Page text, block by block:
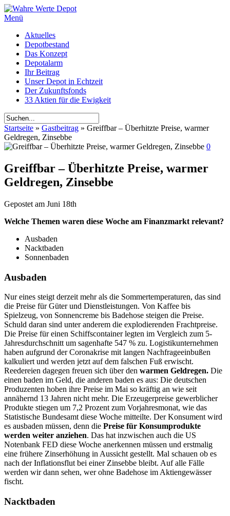
Menü
Aktuelles
Depotbestand
Das Konzept
Depotalarm
Ihr Beitrag
Unser Depot in Echtzeit
Der Zukunftsfonds
33 Aktien für die Ewigkeit
Startseite » Gastbeitrag » Greiffbar – Überhitzte Preise, warmer
Geldregen, Zinsebbe
0
Greiffbar – Überhitzte Preise, warmer
Geldregen, Zinsebbe
Gepostet am Juni 18th
Welche Themen waren diese Woche am Finanzmarkt relevant?
Ausbaden
Nacktbaden
Sonnenbaden
Ausbaden
Nur eines steigt derzeit mehr als die Sommertemperaturen, das sind
die Preise für Güter und Dienstleistungen. Von Kaffee bis
Spielzeug, von Sonnencreme bis Badehose steigen die Preise.
Schuld daran sind unter anderem die explodierenden Frachtpreise.
Die Preise für einen Schiffscontainer legten im Vergleich zum 5-
Jahresdurchschnitt um sagenhafte 547 % zu. Logistikunternehmen
haben aufgrund der Coronakrise mit langen Nachfrageeinbußen
kalkuliert und werden jetzt auf dem falschen Fuß erwischt.
Reedereien dagegen freuen sich über den warmen Geldregen. Die
einen baden im Geld, die anderen baden es aus: Die deutschen
Produzenten hoben ihre Preise im Mai so kräftig an wie seit
annähernd 13 Jahren nicht mehr. Die Erzeugerpreise gewerblicher
Produkte stiegen um 7,2 Prozent zum Vorjahresmonat, wie das
Statistische Bundesamt diese Woche mitteilte. Der Konsument wird
es ausbaden müssen, denn die Preise für Konsumprodukte
werden weiter anziehen. Das hat inzwischen auch die US
Notenbank FED diese Woche anerkennen müssen und erstmalig
eine frühere Zinserhöhung in Aussicht gestellt. Mal schauen ob es
nach der Inflationsflut bei einer Zinsebbe bleibt. Auf alle Fälle
werden wir dann sehen, wer ohne Badehose im Aktiengewässer
fischt.
Nacktbaden